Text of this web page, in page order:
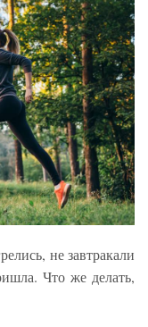
не завтракали
Что же делать,